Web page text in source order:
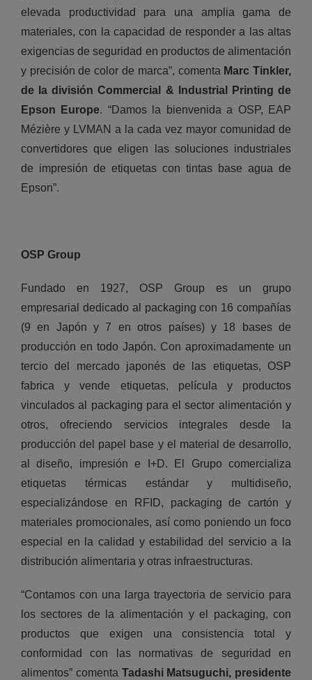
elevada productividad para una amplia gama de
materiales, con la capacidad de responder a las altas
exigencias de seguridad en productos de alimentación
y precisión de color de marca”, comenta Marc Tinkler,
de la división Commercial & Industrial Printing de
Epson Europe. “Damos la bienvenida a OSP, EAP
Mézière y LVMAN a la cada vez mayor comunidad de
convertidores que eligen las soluciones industriales
de impresión de etiquetas con tintas base agua de
Epson”.
OSP Group
Fundado en 1927, OSP Group es un grupo
empresarial dedicado al packaging con 16 compañías
(9 en Japón y 7 en otros países) y 18 bases de
producción en todo Japón. Con aproximadamente un
tercio del mercado japonés de las etiquetas, OSP
fabrica y vende etiquetas, película y productos
vinculados al packaging para el sector alimentación y
otros, ofreciendo servicios integrales desde la
producción del papel base y el material de desarrollo,
al diseño, impresión e I+D. El Grupo comercializa
etiquetas térmicas estándar y multidiseño,
especializándose en RFID, packaging de cartón y
materiales promocionales, así como poniendo un foco
especial en la calidad y estabilidad del servicio a la
distribución alimentaria y otras infraestructuras.
“Contamos con una larga trayectoria de servicio para
los sectores de la alimentación y el packaging, con
productos que exigen una consistencia total y
conformidad con las normativas de seguridad en
alimentos” comenta Tadashi Matsuguchi, presidente